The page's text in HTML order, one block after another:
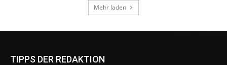
TIPPS DER REDAKTION